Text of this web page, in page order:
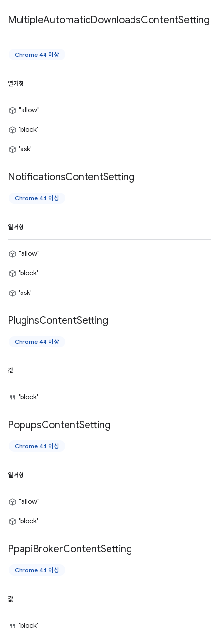
MultipleAutomaticDownloadsContentSetting
Chrome 44 이상
열거형
"allow"
'block'
'ask'
NotificationsContentSetting
Chrome 44 이상
열거형
"allow"
'block'
'ask'
PluginsContentSetting
Chrome 44 이상
값
'block'
PopupsContentSetting
Chrome 44 이상
열거형
"allow"
'block'
PpapiBrokerContentSetting
Chrome 44 이상
값
'block'